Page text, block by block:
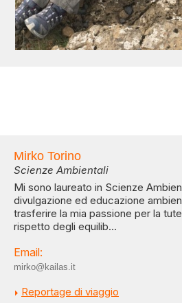
Mirko Torino
Scienze Ambientali
Mi sono laureato in Scienze
divulgazione ed educazione
trasferire la mia passione per la
rispetto degli equilib...
Email:
mirko@kailas.it
Reportage di viaggio